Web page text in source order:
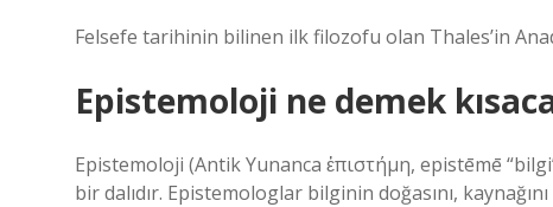
Felsefe tarihinin bilinen ilk filozofu olan Thales’in
Epistemoloji ne demek
Epistemoloji (Antik Yunanca ἐπιστήμη, epistēmē
bir dalıdır. Epistemologlar bilginin doğasını,